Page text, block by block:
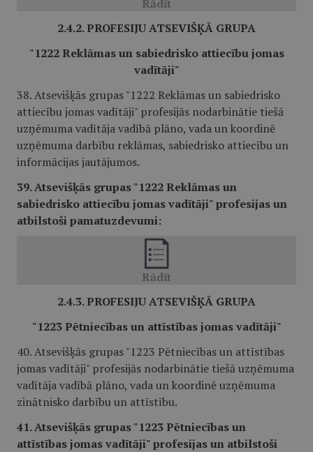
2.4.2. PROFESIJU ATSEVIŠĶĀ GRUPA
"1222 Reklāmas un sabiedrisko attiecību jomas
vadītāji"
38. Atsevišķās grupas "1222 Reklāmas un sabiedrisko
attiecību jomas vadītāji" profesijās nodarbinātie tiešā
uzņēmuma vadītāja vadībā plāno, vada un koordinē
uzņēmuma darbību reklāmas, sabiedrisko attiecību un
informācijas jautājumos.
39. Atsevišķās grupas "1222 Reklāmas un
sabiedrisko attiecību jomas vadītāji" profesijas un
atbilstoši pamatuzdevumi:
2.4.3. PROFESIJU ATSEVIŠĶĀ GRUPA
"1223 Pētniecības un attīstības jomas vadītāji"
40. Atsevišķās grupas "1223 Pētniecības un attīstības
jomas vadītāji" profesijās nodarbinātie tiešā uzņēmuma
vadītāja vadībā plāno, vada un koordinē uzņēmuma
zinātnisko darbību un attīstību.
41. Atsevišķās grupas "1223 Pētniecības un
attīstības jomas vadītāji" profesijas un atbilstoši